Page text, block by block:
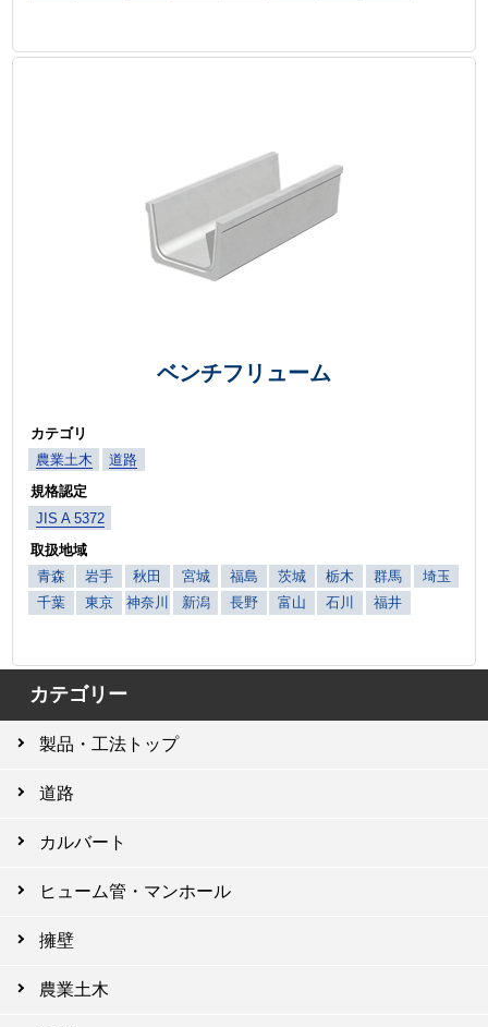
ベンチフリューム
カテゴリ
農業土木
道路
規格認定
JIS A 5372
取扱地域
青森
岩手 秋田 宮城 福島 茨城 栃木 群馬
埼玉
千葉
東京 神奈川 新潟 長野 富山 石川 福井
カテゴリー
製品・工法トップ
道路
カルバート
ヒューム管・マンホール
擁壁
農業土木